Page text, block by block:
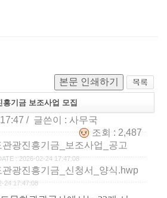
본문 인쇄하기
기금 보조사업 모집
/ 글쓴이 : 사무국
조회 : 2,487
광진흥기금_보조사업_공고
: 2026-02-24 17:47:08
광진흥기금_신청서_양식.hwp
24 17:47:08